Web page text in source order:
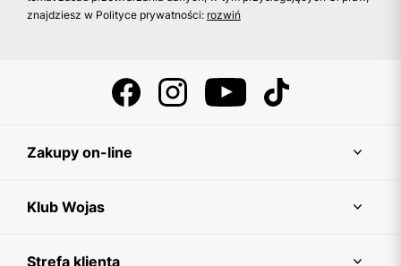
znajdziesz w Polityce prywatności: rozwiń
Zakupy on-line
Klub Wojas
Strefa klienta